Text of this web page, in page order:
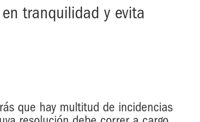
en tranquilidad y evita
que hay multitud de incidencias